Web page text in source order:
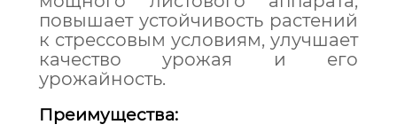
повышает устойчивость растений
к стрессовым условиям, улучшает
качество урожая и его
урожайность.
Преимущества: